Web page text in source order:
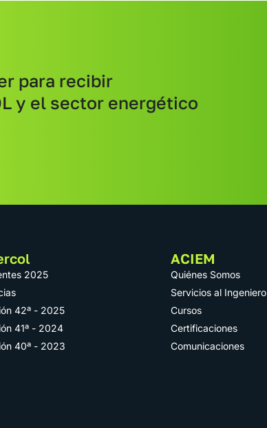
para recibir
y el sector energético
2025
42ª - 2025
41ª - 2024
40ª - 2023
ACIEM
Quiénes Somos
Servicios al Ingeniero
Cursos
Certificaciones
Comunicaciones